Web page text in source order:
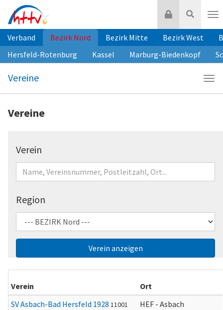
Inhalt
springen
Suche
Login
Verband Bezirk Nord Bezirk Mitte Bezirk West
Hersfeld-Rotenburg
Kassel Marburg-Biedenkopf
Vereine
Vereine
Verein
Region
Verein
Ort
SV Asbach-Bad Hersfeld 1928 11001
HEF - Asbach